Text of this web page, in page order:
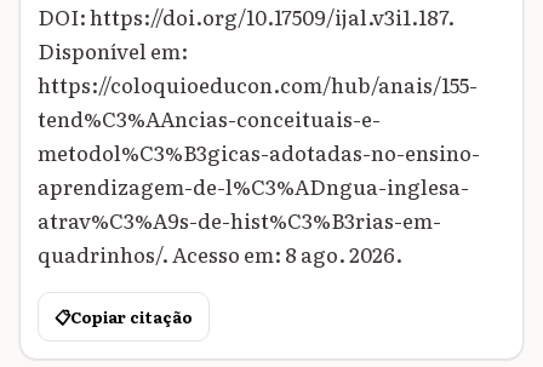
DOI: https://doi.org/10.17509/ijal.v3i1.187.
Disponível em:
https://coloquioeducon.com/hub/anais/155-
tend%C3%AAncias-conceituais-e-
metodol%C3%B3gicas-adotadas-no-ensino-
aprendizagem-de-l%C3%ADngua-inglesa-
atrav%C3%A9s-de-hist%C3%B3rias-em-
quadrinhos/. Acesso em: 8 ago. 2026.
📋Copiar citação